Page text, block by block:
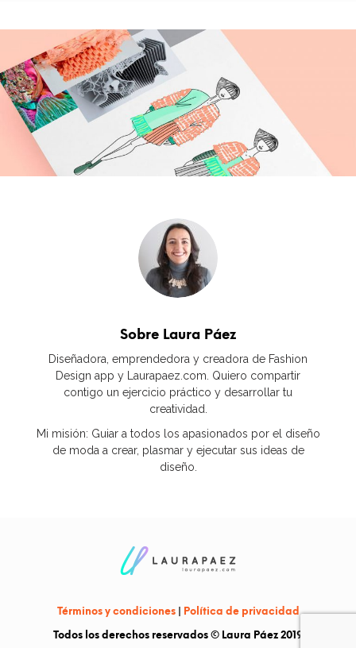
Sobre Laura Páez
Diseñadora, emprendedora y creadora de Fashion
Design app y Laurapaez.com. Quiero compartir
contigo un ejercicio práctico y desarrollar tu
creatividad.
Mi misión: Guiar a todos los apasionados por el diseño
de moda a crear, plasmar y ejecutar sus ideas de
diseño.
Términos y condiciones| Política de privacidad
Todos los derechos reservados © Laura Páez 2019